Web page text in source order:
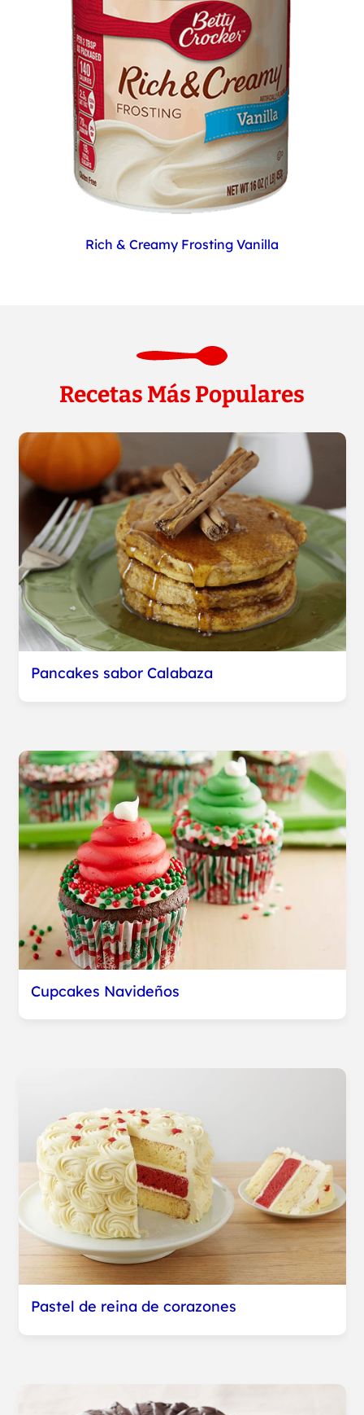
Rich & Creamy Frosting Vanilla
Recetas Más Populares
Pancakes sabor Calabaza
Cupcakes Navideños
Pastel de reina de corazones